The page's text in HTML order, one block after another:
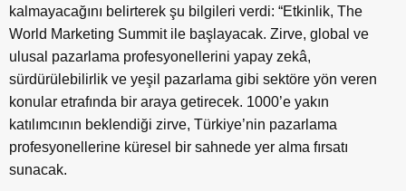
kalmayacağını belirterek şu bilgileri verdi: “Etkinlik, The
World Marketing Summit ile başlayacak. Zirve, global ve
ulusal pazarlama profesyonellerini yapay zekâ,
sürdürülebilirlik ve yeşil pazarlama gibi sektöre yön veren
konular etrafında bir araya getirecek. 1000’e yakın
katılımcının beklendiği zirve, Türkiye’nin pazarlama
profesyonellerine küresel bir sahnede yer alma fırsatı
sunacak.